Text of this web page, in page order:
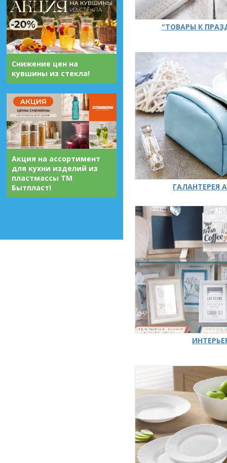
Снижение цен на
кувшины из стекла!
Акция на ассортимент
для кухни изделий из
пластмассы ТМ
Бытпласт!
"ТОВАРЫ К
ГАЛАНТЕРЕЯ